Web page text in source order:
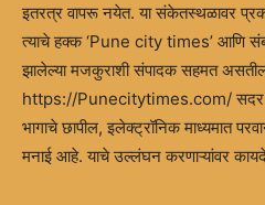
इतरत्र वापरू नयेत. या संकेतस्थळावर
त्याचे हक्क ‘Pune city times’ आणि
झालेल्या मजकुराशी संपादक सहमत
https://Punecitytimes.com/ सदर
भागाचे छापील, इलेक्ट्रॉनिक माध्यमात
मनाई आहे. याचे उल्लंघन करणाऱ्यांवर